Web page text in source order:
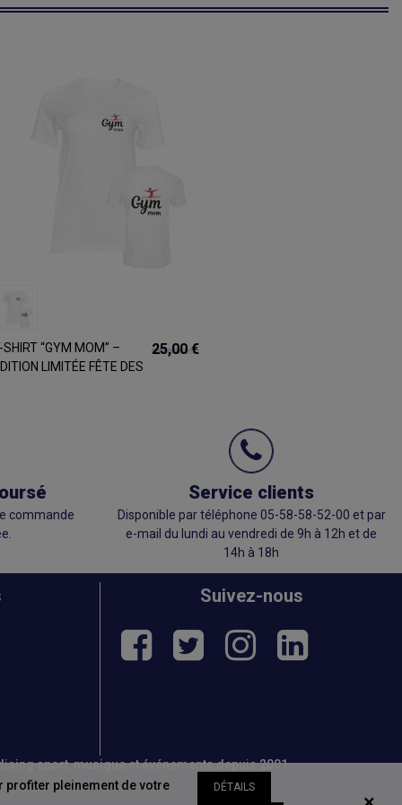
SHIRT “GYM MOM” –
LIMITÉE FÊTE DES
25,00 €
commande
Service clients
Disponible par téléphone 05-58-58-52-00 et par
e-mail du lundi au vendredi de 9h à 12h et de
14h à 18h
Suivez-nous
sport, musique et événements depuis 2001.
pleinement de votre
DÉTAILS